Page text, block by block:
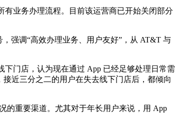
有业务办理流程。目前该运营商已开始关闭部分
强调“高效办理业务、用户友好”，从 AT&T 与
下门店，认为现在通过 App 已经足够处理日常需
接近三分之二的用户在失去线下门店后，都倾向
的重要渠道。尤其对于年长用户来说，用 App